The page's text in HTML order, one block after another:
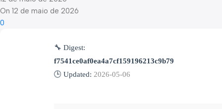
On 12 de maio de 2026
0
🔧 Digest:
f7541ce0af0ea4a7cf159196213c9b79
🕒 Updated: 2026-05-06